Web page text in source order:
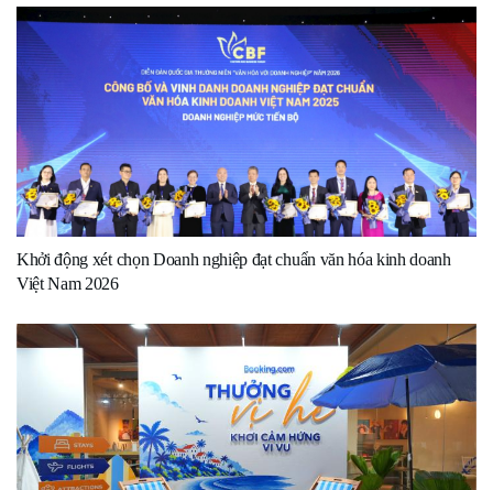
Khởi động xét chọn Doanh nghiệp đạt chuẩn văn hóa kinh doanh
Việt Nam 2026